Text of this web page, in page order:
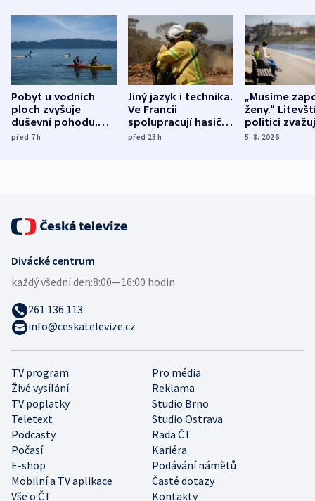
Pobyt u vodních
ploch zvyšuje
duševní pohodu,
ukázala
před 7h
Jiný jazyk i technika.
Ve Francii
spolupracují hasiči z
různých zemí
před 23h
„Musíme
ženy.“
politici
dohodu o
5. 8. 2026
TV program
Pro média
Živé vysílání
Reklama
TV poplatky
Studio Brno
Teletext
Studio Ostrava
Podcasty
Rada ČT
Počasí
Kariéra
E-shop
Podávání námětů
Mobilní a TV aplikace
Časté dotazy
Vše o ČT
Kontakty
Divácké centrum
každý všední den:8:00—16:00 hodin
261 136 113
info@ceskatelevize.cz